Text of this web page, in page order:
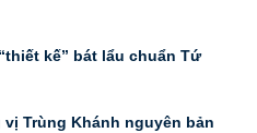
kế” bát lẩu chuẩn Tứ
vị Trùng Khánh nguyên bản